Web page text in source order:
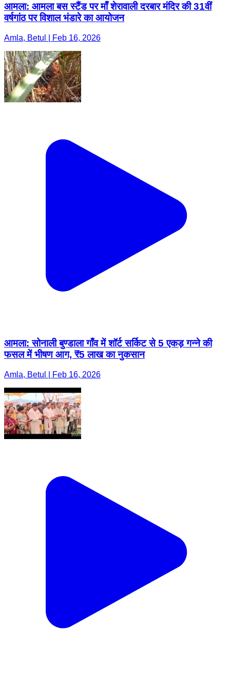
आमला: आमला बस स्टैंड पर माँ शेरावाली दरबार मंदिर की 31वीं
वर्षगांठ पर विशाल भंडारे का आयोजन
Amla, Betul | Feb 16, 2026
आमला: सोनाली बुण्डाला गाँव में शॉर्ट सर्किट से 5 एकड़ गन्ने की
फसल में भीषण आग, ₹5 लाख का नुकसान
Amla, Betul | Feb 16, 2026